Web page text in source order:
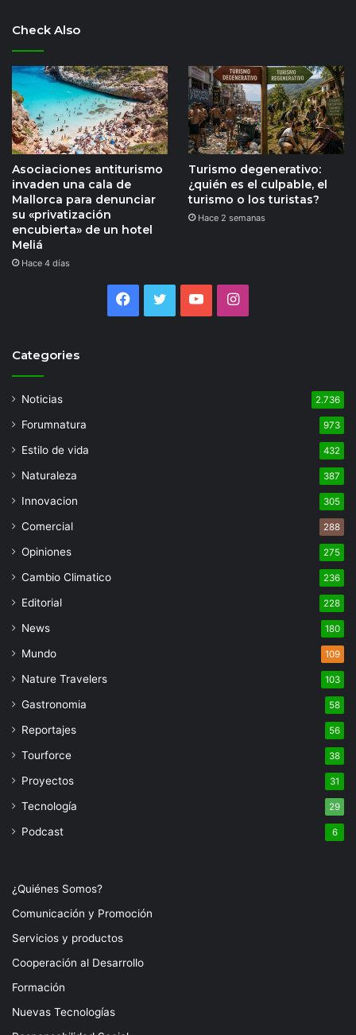
Check Also
Asociaciones antiturismo
invaden una cala de
Mallorca para denunciar
su «privatización
encubierta» de un hotel
Meliá
Hace 4 días
Turismo degenerativo:
¿quién es el culpable, el
turismo o los turistas?
Hace 2 semanas
Facebook
TwitterYouTubeInstagram
Categories
Noticias 2.736
Forumnatura 973
Estilo de vida 432
Naturaleza 387
Innovacion 305
Comercial 288
Opiniones 275
Cambio Climatico 236
Editorial 228
News 180
Mundo 109
Nature Travelers 103
Gastronomia 58
Reportajes 56
Tourforce 38
Proyectos 31
Tecnología 29
Podcast 6
¿Quiénes Somos?
Comunicación y Promoción
Servicios y productos
Cooperación al Desarrollo
Formación
Nuevas Tecnologías